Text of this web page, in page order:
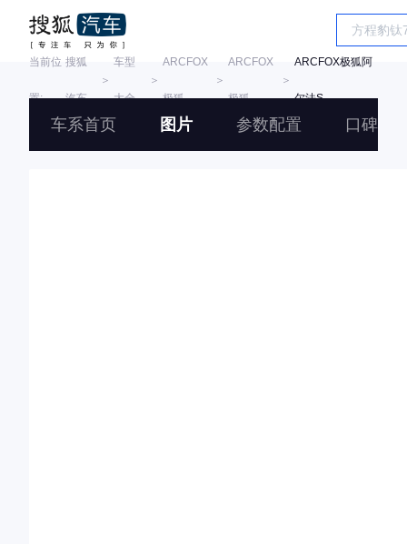
当前位
置:
搜狐
汽车
＞
车型
大全
＞
ARCFOX
极狐
＞
ARCFOX
极狐
＞
ARCFOX极狐阿
尔法S
车系首页 图片 参数配置 口碑